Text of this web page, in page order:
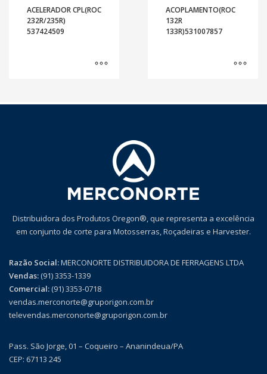
ACELERADOR CPL(ROC
232R/235R)
537424509
ACOPLAMENTO(ROC
132R
133R)531007857
Distribuidora dos Produtos Oregon®, que representa a excelência
em conjunto de corte para Motosserras, Roçadeiras e Harvester.
Razão Social:MERCONORTE DISTRIBUIDORA DE FERRAGENS LTDA
Vendas:(91) 3353-1339
Comercial:(91) 3353-0718
vendas.merconorte@gruporigon.com.br
televendas.merconorte@gruporigon.com.br
Pass. São Jorge, 01 – Coqueiro – Ananindeua/PA
CEP: 67113 245